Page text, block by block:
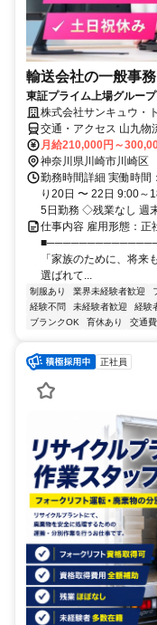
輸送会社の一般事務
東証プライム上場グルー
株式会社サンキュウ・
交通・アクセス 山九物
月給210,000円～
神奈川県川崎市川崎区
勤務時間詳細 実働時間
り20日 〜 22日 9:00～
5日勤務 ◇残業なし 週
仕事内容 雇用形態：正
「家族のために、将来
選ばれて...
制服あり 業界未経験者歓迎
経験不問
未経験者歓迎 経験
ブランクOK
育休あり 交通
正社員